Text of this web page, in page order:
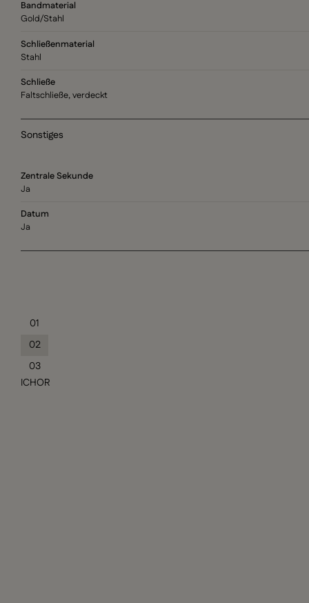
Bandmaterial
Gold/Stahl
Schließenmaterial
Stahl
Schließe
Faltschließe, verdeckt
Sonstiges
Zentrale Sekunde
Ja
Datum
Ja
01
02
03
ICHOR